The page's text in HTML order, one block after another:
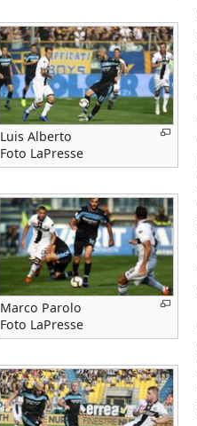
Luis Alberto
Foto LaPresse
Marco Parolo
Foto LaPresse